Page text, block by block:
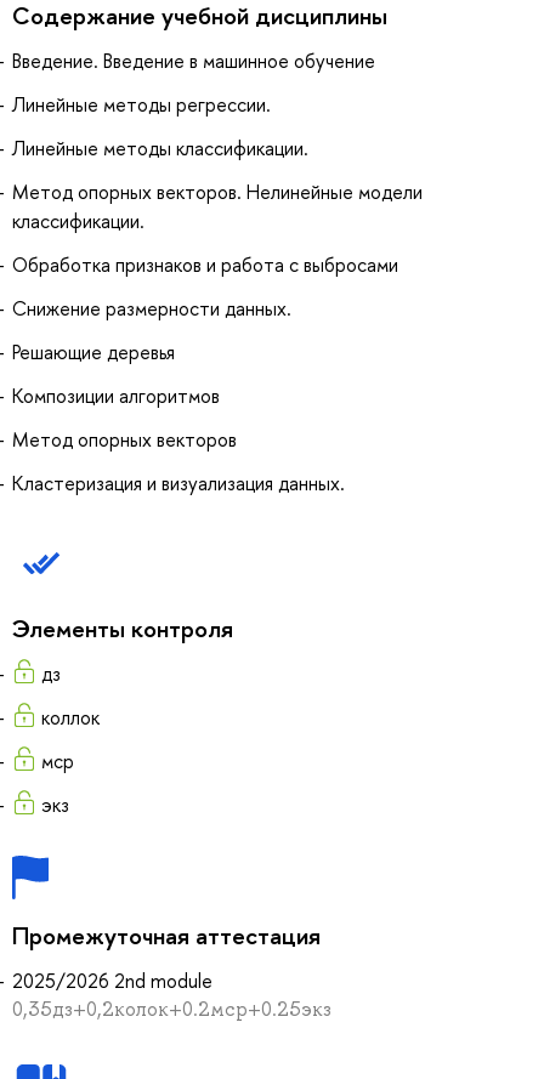
Содержание учебной дисциплины
Введение. Введение в машинное обучение
Линейные методы регрессии.
Линейные методы классификации.
Метод опорных векторов. Нелинейные модели
классификации.
Обработка признаков и работа с выбросами
Снижение размерности данных.
Решающие деревья
Композиции алгоритмов
Метод опорных векторов
Кластеризация и визуализация данных.
Элементы контроля
дз
коллок
мср
экз
Промежуточная аттестация
2025/2026 2nd module
0,35дз+0,2колок+0.2мср+0.25экз